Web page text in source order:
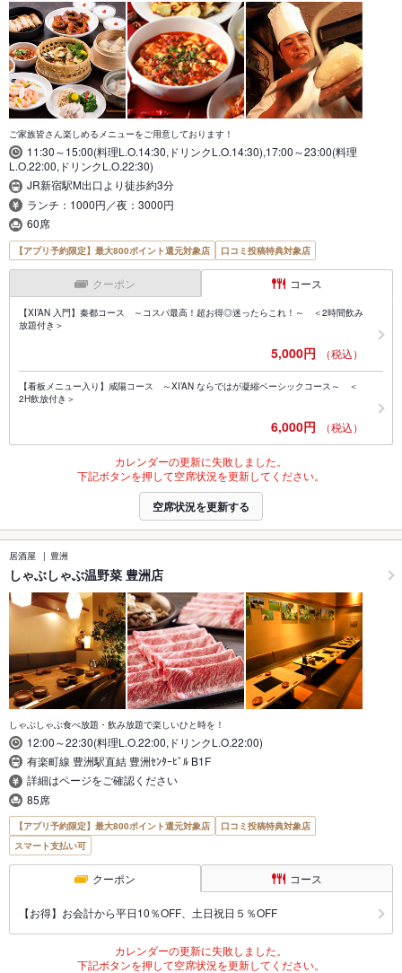
ご家族皆さん楽しめるメニューをご用意しております！
11:30～15:00(料理L.O.14:30,ドリンクL.O.14:30),17:00～23:00(料理
L.O.22:00,ドリンクL.O.22:30)
JR新宿駅M出口より徒歩約3分
ランチ：1000円／夜：3000円
60席
【アプリ予約限定】最大800ポイント還元対象店 口コミ投稿特典対象店
クーポン コース
【XI’AN 入門】秦都コース ～コスパ最高！超お得◎迷ったらこれ！～ ＜2時間飲み
放題付き＞
5,000円 （税込）
【看板メニュー入り】咸陽コース ～XI’AN ならではが凝縮ベーシックコース～ ＜
2H飲放付き＞
6,000円 （税込）
カレンダーの更新に失敗しました。
下記ボタンを押して空席状況を更新してください。
空席状況を更新する
居酒屋 豊洲
しゃぶしゃぶ温野菜 豊洲店
しゃぶしゃぶ食べ放題・飲み放題で楽しいひと時を！
12:00～22:30(料理L.O.22:00,ドリンクL.O.22:00)
有楽町線 豊洲駅直結 豊洲ｾﾝﾀｰﾋﾞﾙ B1F
詳細はページをご確認ください
85席
【アプリ予約限定】最大800ポイント還元対象店
口コミ投稿特典対象店
スマート支払い可
クーポン コース
【お得】お会計から平日10％OFF、土日祝日５％OFF
カレンダーの更新に失敗しました。
下記ボタンを押して空席状況を更新してください。